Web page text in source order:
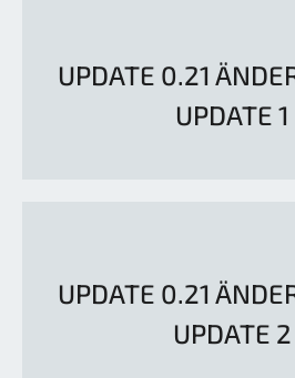
UPDATE 0.21
UPDATE 1
UPDATE 0.21
UPDATE 2